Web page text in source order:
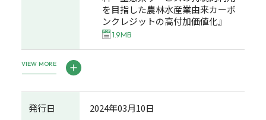
を目指した農林水産業由来カーボ
ンクレジットの高付加価値化』
1.9MB
VIEW MORE
発行日 2024年03月10日